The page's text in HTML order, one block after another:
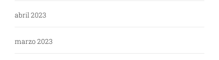
abril 2023
marzo 2023